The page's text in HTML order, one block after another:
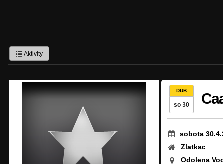
Aktivity
DUB
so 30
sobota
Zlatkac
Odolena